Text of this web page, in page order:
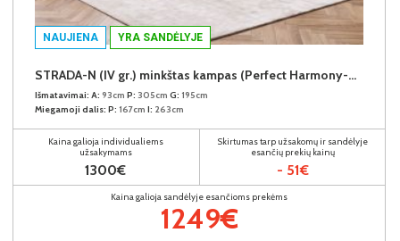
NAUJIENA YRA SANDĖLYJE
STRADA-N (IV gr.) minkštas kampas (Perfect Harmony-04) D
Išmatavimai: A: 93cm P: 305cm G: 195cm
Miegamoji dalis: P: 167cm I: 263cm
Kaina galioja individualiems
užsakymams
1300€
Skirtumas tarp užsakomų ir sandėlyje
esančių prekių kainų
- 51€
Kaina galioja sandėlyje esančioms prekėms
1249€